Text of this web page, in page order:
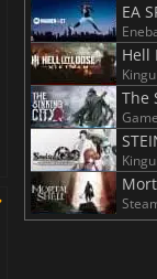
EA
Hell
The